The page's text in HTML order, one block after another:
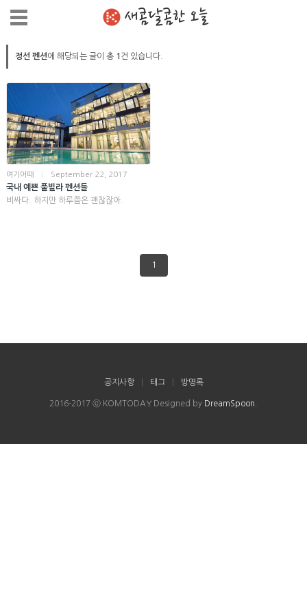
새콤달콤한 오늘
정선 펜션에 해당되는 글이 총 1 건 있습니다.
여기어때 September 22, 2017
국내 예쁜 풀빌라 펜션들
비싸다. 하지만 하루쯤은 괜찮잖아.
1
공지사항 태그 방명록
2016-2017 ⓒ KOMTODAY Designed by DreamSpoon